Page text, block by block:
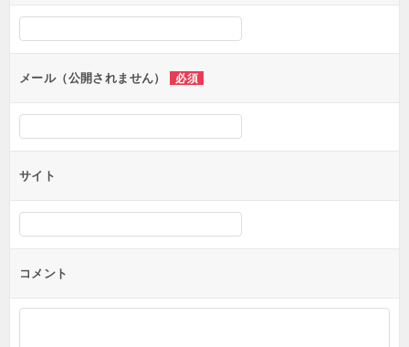
シ
ョ
ンメール（公開されません） 必須
サイト
コメント